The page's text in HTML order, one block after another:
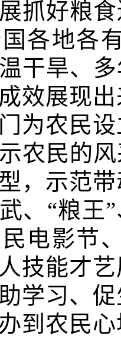
抓好粮
各地各
干旱、
效展现
为农民
农民的
，示范
、“粮王
电影节
技能才
学习、
到农民